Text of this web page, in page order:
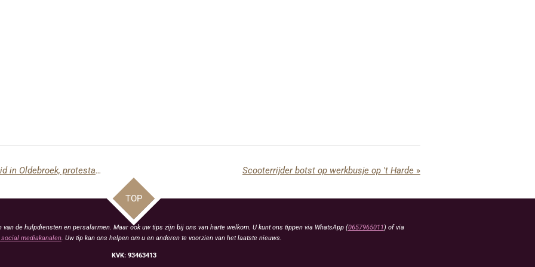
Regenboogvlag zorgt voor verdeeldheid in Oldebroek, protestactie aangekondigd Scooterrijder botst op werkbusje op 't Harde »
TOP
de hulpdiensten en persalarmen. Maar ook uw tips zijn bij ons van harte welkom. U kunt ons tippen via WhatsApp (0657965011) of via
social mediakanalen. Uw tip kan ons helpen om u en anderen te voorzien van het laatste nieuws.
KVK: 93463413